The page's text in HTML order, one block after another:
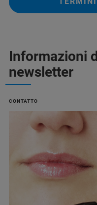
Informazioni
newsletter
CONTATTO